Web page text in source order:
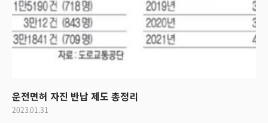
운전면허 자진 반납 제도 총정리
2023.01.31